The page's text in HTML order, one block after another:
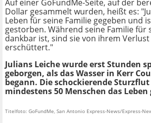
Auf einer GoFundMe-Seite, auf der
Dollar gesammelt wurden, heißt es:
Leben für seine Familie gegeben und
gestorben. Während seine Familie für
dankbar ist, sind sie von ihrem
erschüttert."
Julians Leiche wurde erst Stunden
geborgen, als das Wasser in Kerr
begann. Die schockierende
mindestens 50 Menschen das
Titelfoto: GoFundMe, San Antonio Express-News/Express-